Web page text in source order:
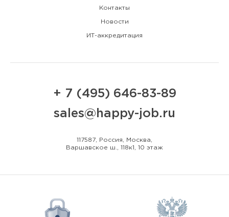
Контакты
Новости
ИТ-аккредитация
+ 7 (495) 646-83-89
sales@happy-job.ru
117587, Россия, Москва,
Варшавское ш., 118к1, 10 этаж